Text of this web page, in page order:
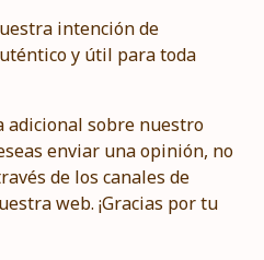
intención de
y útil para toda
adicional sobre nuestro
enviar una opinión, no
de los canales de
web. ¡Gracias por tu